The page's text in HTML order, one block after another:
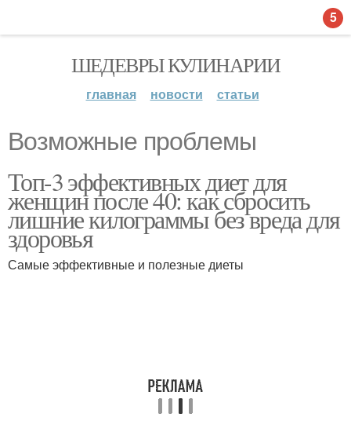
ШЕДЕВРЫ КУЛИНАРИИ
главная новости статьи
Возможные проблемы
Топ-3 эффективных диет для
женщин после 40: как сбросить
лишние килограммы без вреда для
здоровья
Самые эффективные и полезные диеты
5